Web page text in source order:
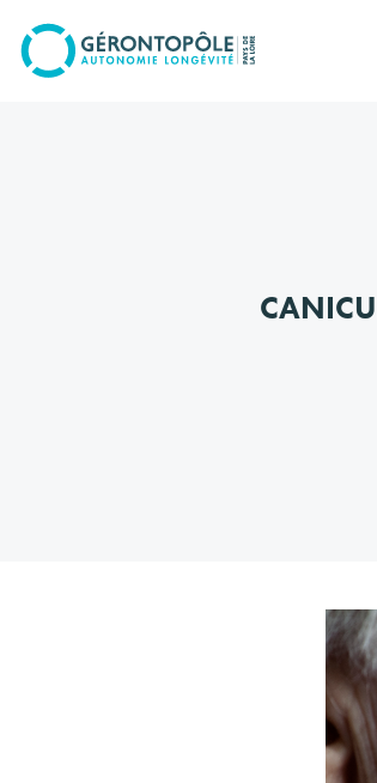
Go to
main
content